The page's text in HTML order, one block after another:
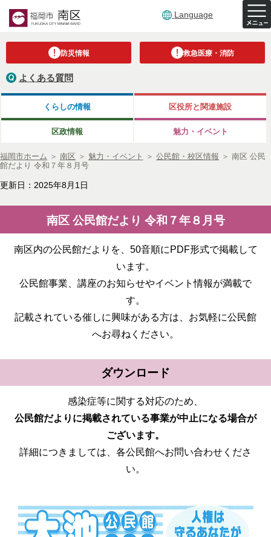
Language
防災情報 救急医療・消防
よくある質問
くらしの情報 区役所と関連施設
区政情報 魅力・イベント
福岡市ホーム ＞ 南区 ＞ 魅力・イベント ＞ 公民館・校区情報 ＞ 南区 公民
館だより 令和７年８月号
更新日：2025年8月1日
南区 公民館だより 令和７年８月号
南区内の公民館だよりを、50音順にPDF形式で掲載して
います。
公民館事業、講座のお知らせやイベント情報が満載で
す。
記載されている催しに興味がある方は、お気軽に公民館
へお尋ねください。
ダウンロード
感染症等に関する対応のため、
公民館だよりに掲載されている事業が中止になる場合が
ございます。
詳細につきましては、各公民館へお問い合わせくださ
い。